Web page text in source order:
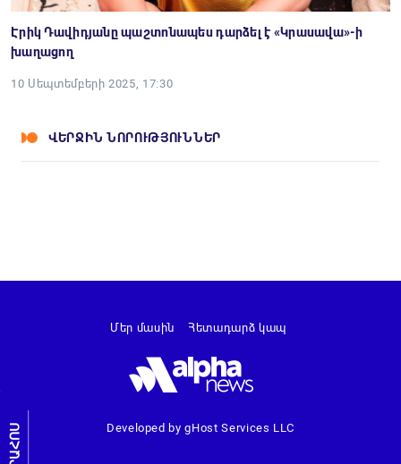
Էրիկ Դավիդյանը պաշտոնապես դարձել է «Կրասավա»-ի
խաղացող
10 Սեպտեմբերի 2025, 17:30
ՎԵՐՋԻՆ ՆՈՐՈՒԹՅՈՒՆՆԵՐ
ԼՐԱՀՈՍ Developed by gHost Services LLC
Մեր մասին Հետադարձ կապ